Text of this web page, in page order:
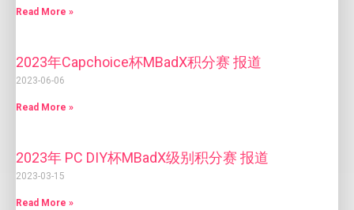
Read More »
2023年Capchoice杯MBadX积分赛 报道
2023-06-06
Read More »
2023年 PC DIY杯MBadX级别积分赛 报道
2023-03-15
Read More »